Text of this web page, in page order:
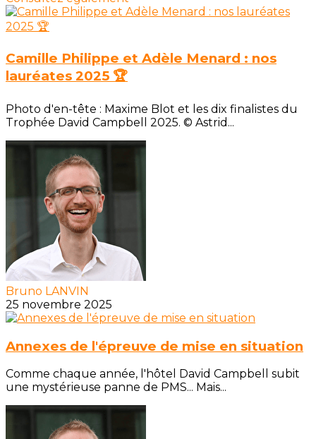
Camille Philippe et Adèle Menard : nos
lauréates 2025 🏆
Photo d'en-tête : Maxime Blot et les dix finalistes du
Trophée David Campbell 2025. © Astrid...
Bruno LANVIN
25 novembre 2025
Annexes de l'épreuve de mise en situation
Comme chaque année, l'hôtel David Campbell subit
une mystérieuse panne de PMS... Mais...